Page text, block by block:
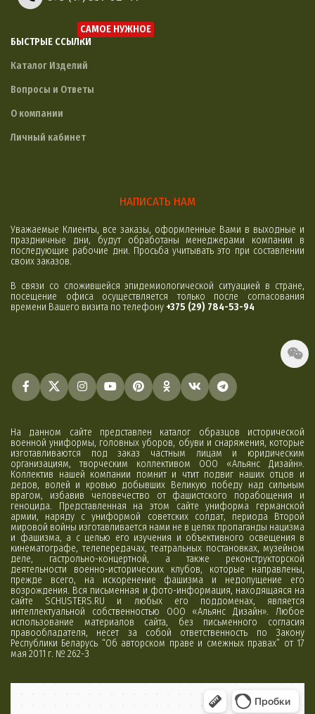
БЫСТРЫЕ ССЫЛКИ
САМОЕ НУЖНОЕ
Каталог Изделий
Вопросы и Ответы
О компании
Личный кабинет
НАПИСАТЬ НАМ
Уважаемые Клиенты, все заказы, оформленные Вами в выходные и
праздничные дни, будут обработаны менеджерами компании в
последующие рабочие дни. Просьба учитывать это при составлении
своих заказов.
В связи со сложившейся эпидемиологической ситуацией в стране,
посещение офиса осуществляется только после согласования
времени Вашего визита по телефону +375 (29) 784-53-94
На данном сайте представлен каталог образцов исторической
военной униформы, головных уборов, обуви и снаряжения, которые
изготавливаются под заказ частным лицам и юридическим
организациям, творческим коллективом ООО «Альянс Дизайн».
Коллектив нашей компании помнит и чтит подвиг наших отцов и
дедов, волей и кровью добывших Великую победу над сильным
врагом, избавив человечество от фашистского порабощения и
геноцида. Представленная на этом сайте униформа германской
армии, наряду с униформой советских солдат, периода Второй
мировой войны изготавливается нами не в целях пропаганды нацизма
и фашизма, а с целью его изучения и объективного освещения в
кинематографе, телепередачах, театральных постановках, музейном
деле, гастрольно-концертной, а также реконструкторской
деятельности военно-исторических клубов, которые направлены,
прежде всего, на искоренение фашизма и недопущение его
возрождения. Вся письменная и фото-информация, находящаяся на
сайте SCHUSTERS.RU и любых его поддоменах, является
интеллектуальной собственностью ООО «Альянс Дизайн». Любое
использование материалов сайта, без письменного согласия
правообладателя, несет за собой ответственность по Закону
Республики Беларусь “Об авторском праве и смежных правах” от 17
мая 2011 г. № 262-З